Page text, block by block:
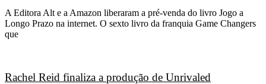
A Editora Alt e a Amazon liberaram a pré-venda do livro Jogo a
Longo Prazo na internet. O sexto livro da franquia Game Changers
que
Rachel Reid finaliza a produção de Unrivaled